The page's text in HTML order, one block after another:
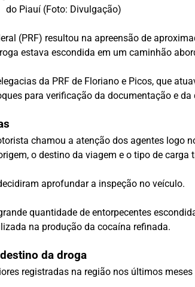
do Piauí (Foto: Divulgação)
(PRF) resultou na apreensão de
estava escondida em um caminhão
da PRF de Floriano e Picos, que
para verificação da documentação e da
chamou a atenção dos agentes
o destino da viagem e o tipo de carga
aprofundar a inspeção no veículo.
quantidade de entorpecentes
na produção da cocaína refinada.
da droga
registradas na região nos últimos